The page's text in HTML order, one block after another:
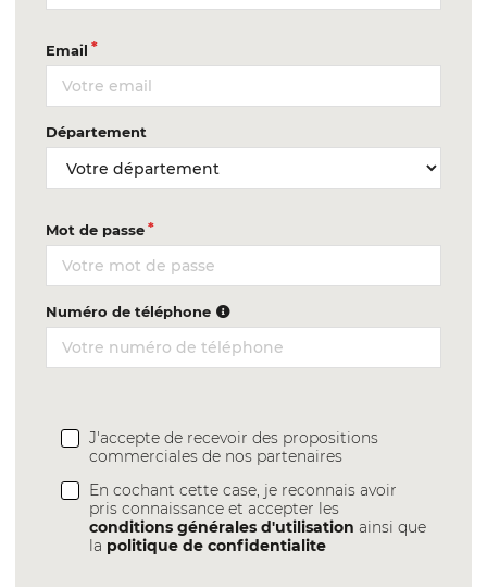
Email
Département
Mot de passe
Numéro de téléphone
J'accepte de recevoir des propositions
commerciales de nos partenaires
En cochant cette case, je reconnais avoir
pris connaissance et accepter les
conditions générales d'utilisation ainsi que
la politique de confidentialite